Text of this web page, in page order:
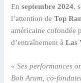
Enseptembre 2024,
l’attention deTop
américaine cofondée
d’entraînement àLas
« Ses performances
Bob Arum, co-